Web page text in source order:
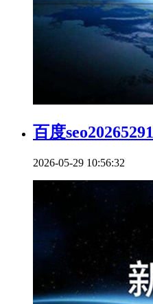
百度seo20265291
2026-05-29 10:56:32